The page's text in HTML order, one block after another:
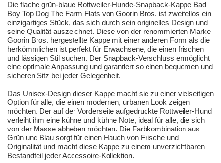
Die flache grün-blaue Rottweiler-Hunde-Snapback-Kappe Bad
Boy Top Dog The Farm Flats von Goorin Bros. ist zweifellos ein
einzigartiges Stück, das sich durch sein originelles Design und
seine Qualität auszeichnet. Diese von der renommierten Marke
Goorin Bros. hergestellte Kappe mit einer anderen Form als die
herkömmlichen ist perfekt für Erwachsene, die einen frischen
und lässigen Stil suchen. Der Snapback-Verschluss ermöglicht
eine optimale Anpassung und garantiert so einen bequemen und
sicheren Sitz bei jeder Gelegenheit.
Das Unisex-Design dieser Kappe macht sie zu einer vielseitigen
Option für alle, die einen modernen, urbanen Look zeigen
möchten. Der auf der Vorderseite aufgedruckte Rottweiler-Hund
verleiht ihm eine kühne und kühne Note, ideal für alle, die sich
von der Masse abheben möchten. Die Farbkombination aus
Grün und Blau sorgt für einen Hauch von Frische und
Originalität und macht diese Kappe zu einem unverzichtbaren
Bestandteil jeder Accessoire-Kollektion.